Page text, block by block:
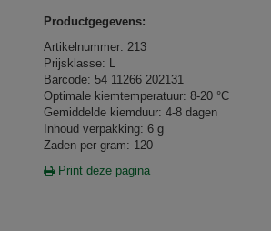
Productgegevens:
Artikelnummer: 213
Prijsklasse: L
Barcode: 54 11266 202131
Optimale kiemtemperatuur: 8-20 °C
Gemiddelde kiemduur: 4-8 dagen
Inhoud verpakking: 6 g
Zaden per gram: 120
Print deze pagina